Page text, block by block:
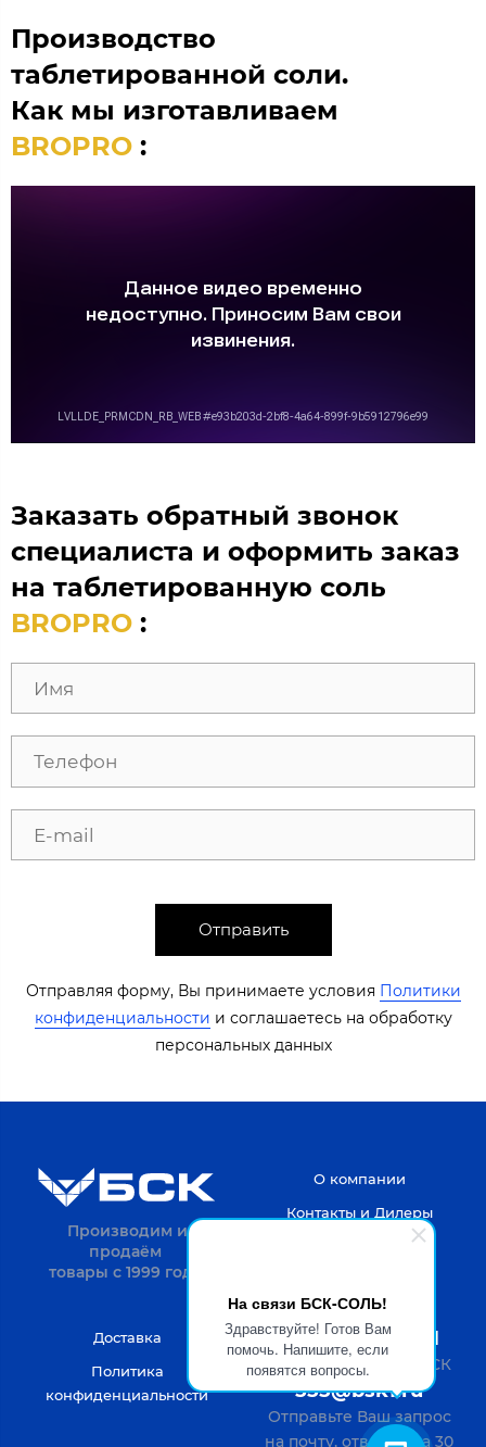
На связи БСК-СОЛЬ!
Здравствуйте! Готов Вам
помочь. Напишите, если
появятся вопросы.
Производство
таблетированной соли.
Как мы изготавливаем
BROPRO :
Заказать обратный звонок
специалиста и оформить заказ
на таблетированную соль
BROPRO :
Отправить
Отправляя форму, Вы принимаете условия Политики
конфиденциальности ​​​ и соглашаетесь на обработку
персональных данных​​
Производим и
продаём
товары с 1999 года.
О компании
Контакты и Дилеры
Доставка
Политика
конфиденциальности
8-4722-20-52-31
Пн-Пт с 9 до 18 по МСК
555@bsk1.ru
Отправьте Ваш запрос
на почту, ответим за 30